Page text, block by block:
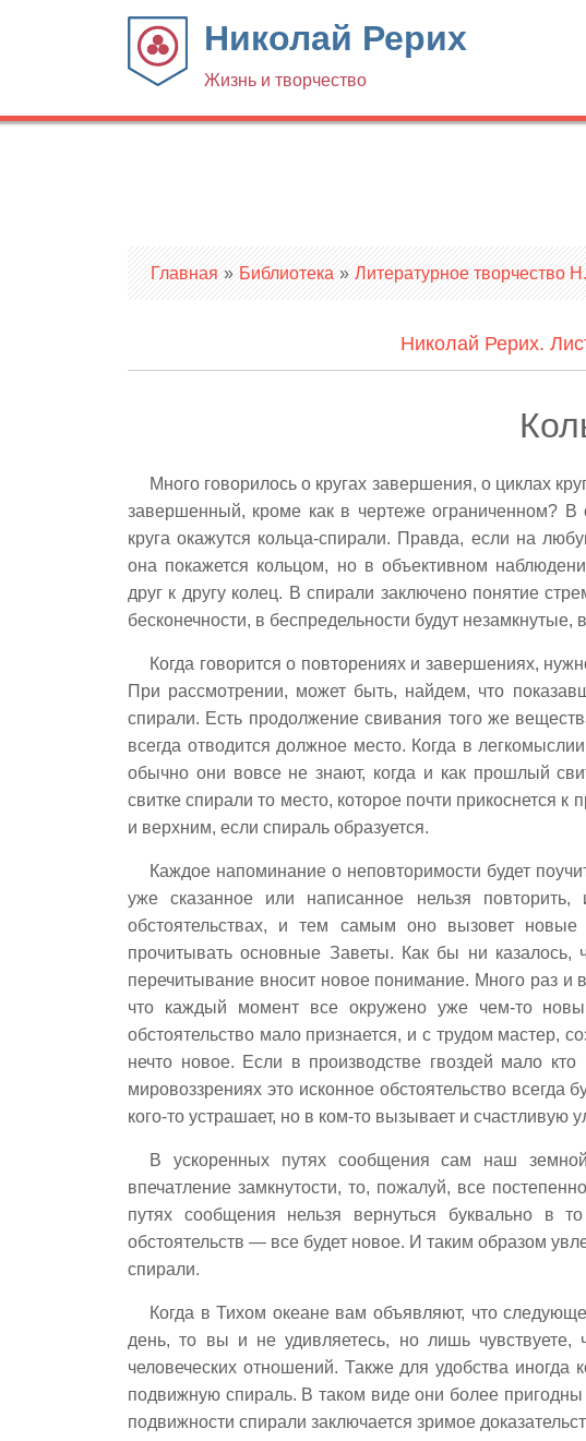
Николай Рерих
Жизнь и творчество
Вы здесь
Главная » Библиотека » Литературное творчество
Николай Рерих.
Много говорилось о кругах завершения, о циклах
завершенный, кроме как в чертеже ограниченном? В
круга окажутся кольца-спирали. Правда, если на
она покажется кольцом, но в объективном
друг к другу колец. В спирали заключено понятие
бесконечности, в беспредельности будут
Когда говорится о повторениях и завершениях,
При рассмотрении, может быть, найдем, что
спирали. Есть продолжение свивания того же
всегда отводится должное место. Когда в
обычно они вовсе не знают, когда и как прошлый
свитке спирали то место, которое почти прикоснется
и верхним, если спираль образуется.
Каждое напоминание о неповторимости будет
уже сказанное или написанное нельзя
обстоятельствах, и тем самым оно вызовет
прочитывать основные Заветы. Как бы ни казалось,
перечитывание вносит новое понимание. Много раз и
что каждый момент все окружено уже чем-то
обстоятельство мало признается, и с трудом мастер,
нечто новое. Если в производстве гвоздей мало
мировоззрениях это исконное обстоятельство
кого-то устрашает, но в ком-то вызывает и счастливую
В ускоренных путях сообщения сам наш
впечатление замкнутости, то, пожалуй, все
путях сообщения нельзя вернуться буквально
обстоятельств — все будет новое. И таким образом
спирали.
Когда в Тихом океане вам объявляют, что
день, то вы и не удивляетесь, но лишь
человеческих отношений. Также для удобства
подвижную спираль. В таком виде они более
подвижности спирали заключается зримое